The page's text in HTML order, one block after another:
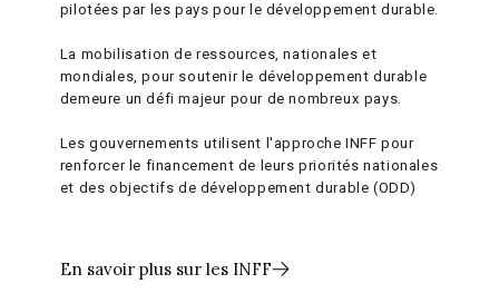
pilotées par les pays pour le développement durable.
La mobilisation de ressources, nationales et
mondiales, pour soutenir le développement durable
demeure un défi majeur pour de nombreux pays.
Les gouvernements utilisent l'approche INFF pour
renforcer le financement de leurs priorités nationales
et des objectifs de développement durable (ODD)
En savoir plus sur les INFF